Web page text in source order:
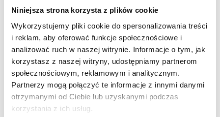
Niniejsza strona korzysta z plików cookie
Wykorzystujemy pliki cookie do spersonalizowania treści
i reklam, aby oferować funkcje społecznościowe i
analizować ruch w naszej witrynie. Informacje o tym, jak
korzystasz z naszej witryny, udostępniamy partnerom
społecznościowym, reklamowym i analitycznym.
Partnerzy mogą połączyć te informacje z innymi danymi
otrzymanymi od Ciebie lub uzyskanymi podczas
korzystania z ich usług.
Zobacz wszystko
Higiena
Wróć
Artykuły ochronne jednorazowe
Dezynfekcja
Pojemniki i worki na odpady
Produkty higieniczne